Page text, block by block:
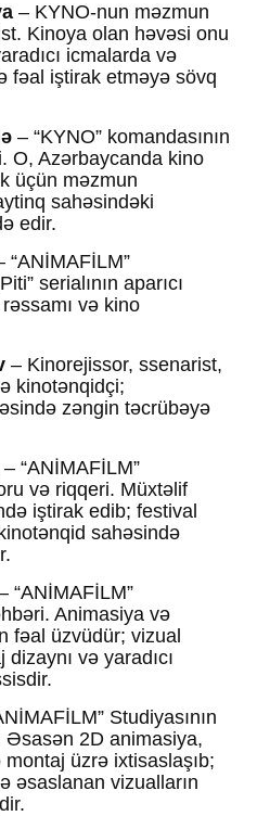
– KYNO-nun məzmun
Kinoya olan həvəsi onu
icmalarda və
fəal iştirak etməyə sövq
– “KYNO” komandasının
O, Azərbaycanda kino
üçün məzmun
sahəsindəki
edir.
“ANİMAFİLM”
serialının aparıcı
və kino
– Kinorejissor, ssenarist,
kinotənqidçi;
zəngin təcrübəyə
– “ANİMAFİLM”
və riqqeri. Müxtəlif
iştirak edib; festival
sahəsində
“ANİMAFİLM”
Animasiya və
fəal üzvüdür; vizual
və yaradıcı
Studiyasının
Əsasən 2D animasiya,
üzrə ixtisaslaşıb;
əsaslanan vizualların